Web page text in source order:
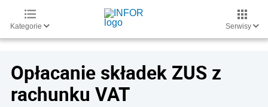
Kategorie Serwisy
Opłacanie składek ZUS z
rachunku VAT